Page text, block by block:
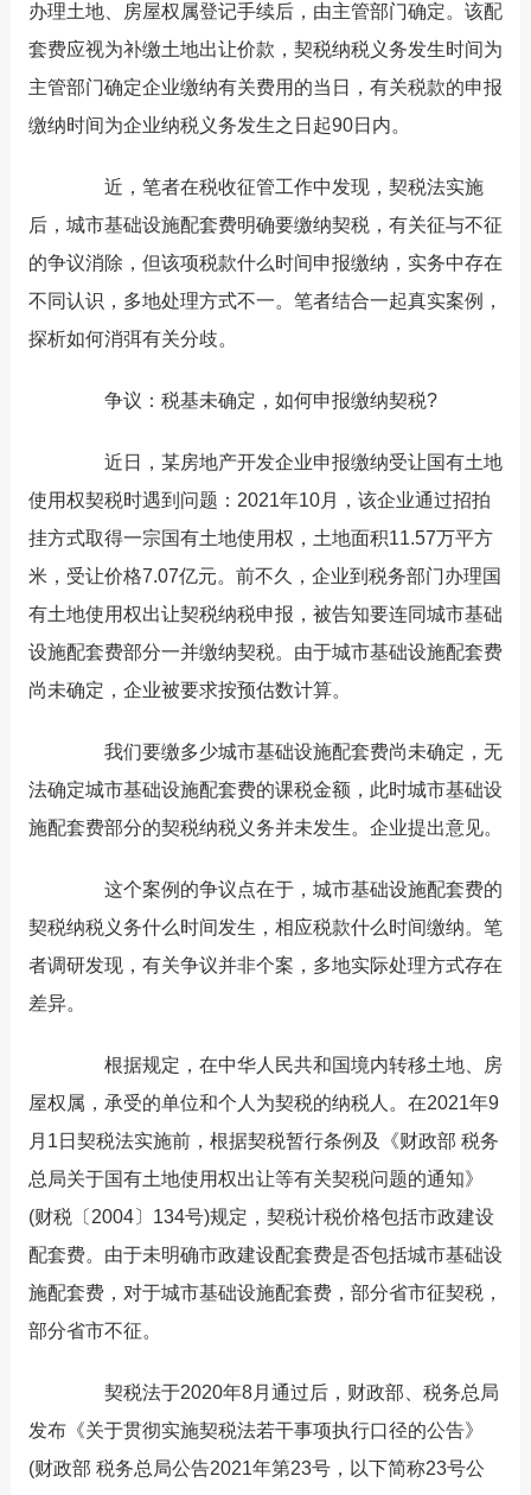
办理土地、房屋权属登记手续后，由主管部门确定。该配
套费应视为补缴土地出让价款，契税纳税义务发生时间为
主管部门确定企业缴纳有关费用的当日，有关税款的申报
缴纳时间为企业纳税义务发生之日起90日内。
近，笔者在税收征管工作中发现，契税法实施
后，城市基础设施配套费明确要缴纳契税，有关征与不征
的争议消除，但该项税款什么时间申报缴纳，实务中存在
不同认识，多地处理方式不一。笔者结合一起真实案例，
探析如何消弭有关分歧。
争议：税基未确定，如何申报缴纳契税?
近日，某房地产开发企业申报缴纳受让国有土地
使用权契税时遇到问题：2021年10月，该企业通过招拍
挂方式取得一宗国有土地使用权，土地面积11.57万平方
米，受让价格7.07亿元。前不久，企业到税务部门办理国
有土地使用权出让契税纳税申报，被告知要连同城市基础
设施配套费部分一并缴纳契税。由于城市基础设施配套费
尚未确定，企业被要求按预估数计算。
我们要缴多少城市基础设施配套费尚未确定，无
法确定城市基础设施配套费的课税金额，此时城市基础设
施配套费部分的契税纳税义务并未发生。企业提出意见。
这个案例的争议点在于，城市基础设施配套费的
契税纳税义务什么时间发生，相应税款什么时间缴纳。笔
者调研发现，有关争议并非个案，多地实际处理方式存在
差异。
根据规定，在中华人民共和国境内转移土地、房
屋权属，承受的单位和个人为契税的纳税人。在2021年9
月1日契税法实施前，根据契税暂行条例及《财政部 税务
总局关于国有土地使用权出让等有关契税问题的通知》
(财税〔2004〕134号)规定，契税计税价格包括市政建设
配套费。由于未明确市政建设配套费是否包括城市基础设
施配套费，对于城市基础设施配套费，部分省市征契税，
部分省市不征。
契税法于2020年8月通过后，财政部、税务总局
发布《关于贯彻实施契税法若干事项执行口径的公告》
(财政部 税务总局公告2021年第23号，以下简称23号公